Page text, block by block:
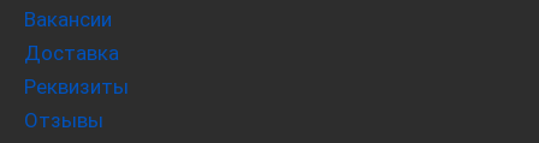
Вакансии
Доставка
Реквизиты
Отзывы